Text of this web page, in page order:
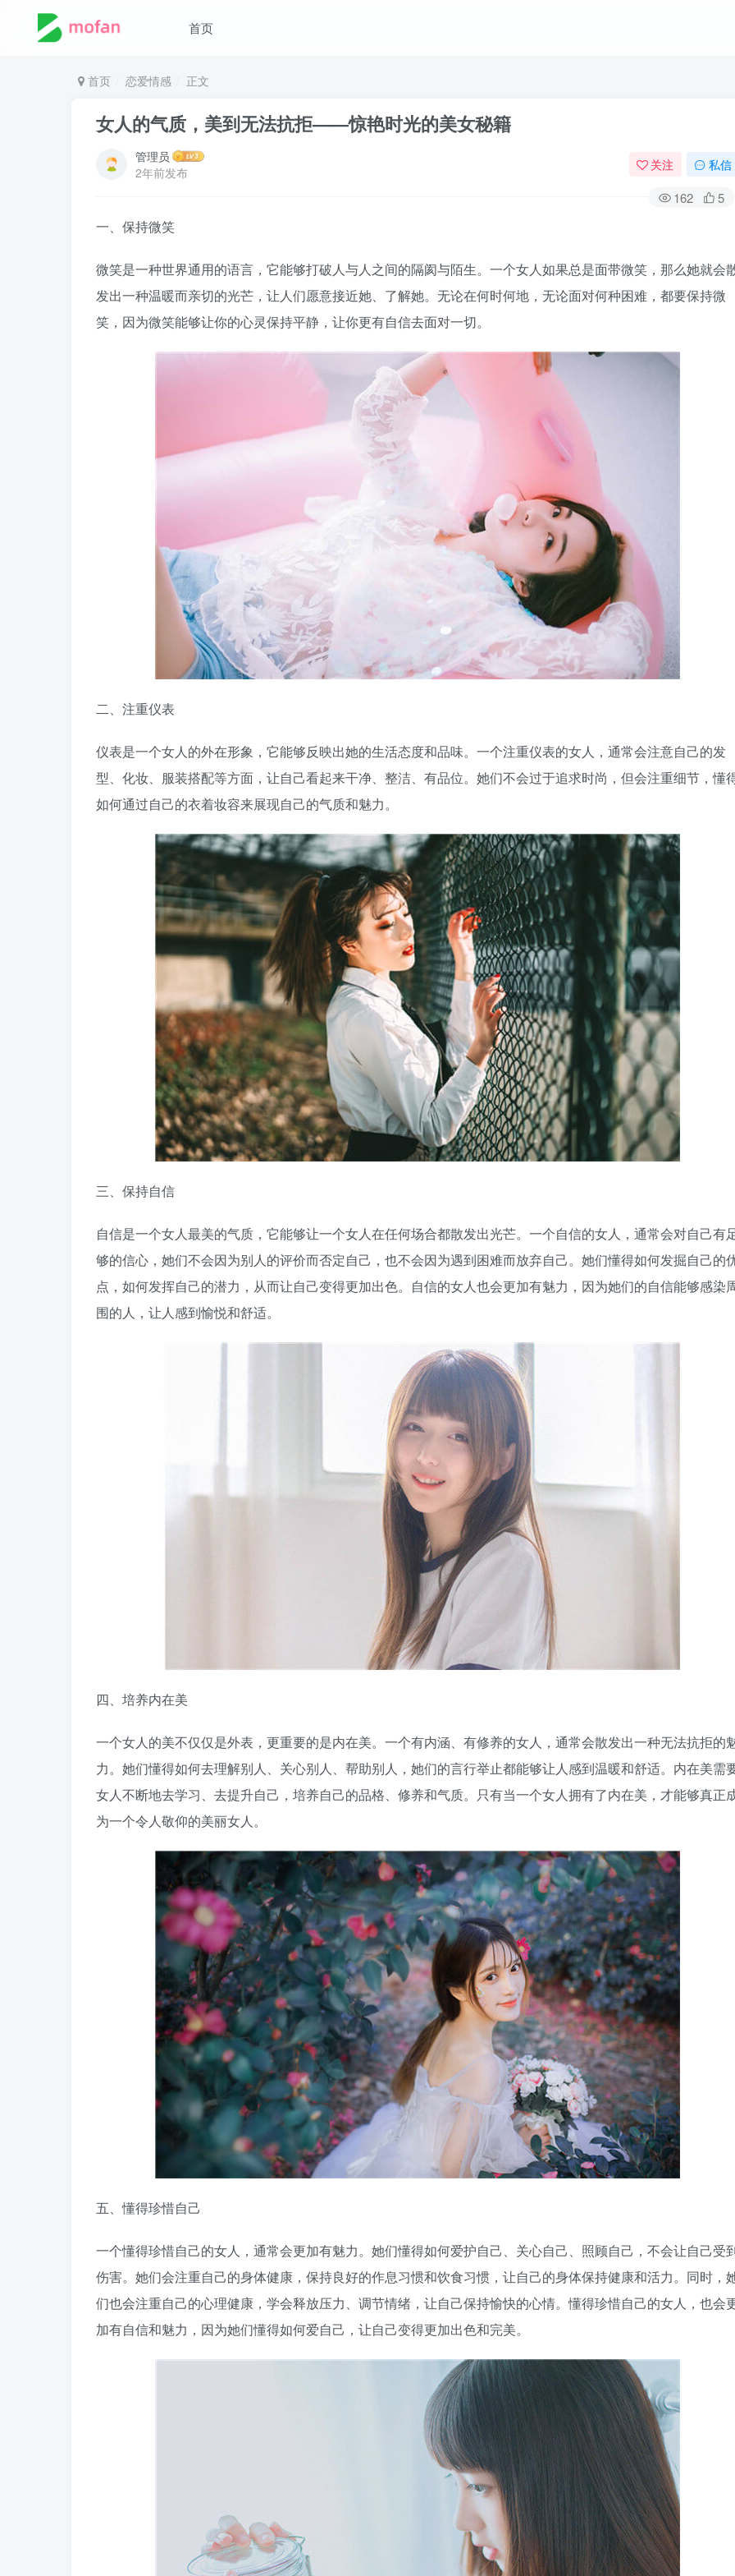
首页
首页 恋爱情感 正文
女人的气质，美到无法抗拒——惊艳时光的美女秘籍
管理员
2年前发布
关注 私信
162 5
一、保持微笑
微笑是一种世界通用的语言，它能够打破人与人之间的隔阂与陌生。一个女人如果总是面带微笑，那么她就会
发出一种温暖而亲切的光芒，让人们愿意接近她、了解她。无论在何时何地，无论面对何种困难，都要保持微
笑，因为微笑能够让你的心灵保持平静，让你更有自信去面对一切。
二、注重仪表
仪表是一个女人的外在形象，它能够反映出她的生活态度和品味。一个注重仪表的女人，通常会注意自己的发
型、化妆、服装搭配等方面，让自己看起来干净、整洁、有品位。她们不会过于追求时尚，但会注重细节，懂
如何通过自己的衣着妆容来展现自己的气质和魅力。
三、保持自信
自信是一个女人最美的气质，它能够让一个女人在任何场合都散发出光芒。一个自信的女人，通常会对自己有
够的信心，她们不会因为别人的评价而否定自己，也不会因为遇到困难而放弃自己。她们懂得如何发掘自己的
点，如何发挥自己的潜力，从而让自己变得更加出色。自信的女人也会更加有魅力，因为她们的自信能够感染
围的人，让人感到愉悦和舒适。
四、培养内在美
一个女人的美不仅仅是外表，更重要的是内在美。一个有内涵、有修养的女人，通常会散发出一种无法抗拒的
力。她们懂得如何去理解别人、关心别人、帮助别人，她们的言行举止都能够让人感到温暖和舒适。内在美需
女人不断地去学习、去提升自己，培养自己的品格、修养和气质。只有当一个女人拥有了内在美，才能够真正
为一个令人敬仰的美丽女人。
五、懂得珍惜自己
一个懂得珍惜自己的女人，通常会更加有魅力。她们懂得如何爱护自己、关心自己、照顾自己，不会让自己受
伤害。她们会注重自己的身体健康，保持良好的作息习惯和饮食习惯，让自己的身体保持健康和活力。同时，
们也会注重自己的心理健康，学会释放压力、调节情绪，让自己保持愉快的心情。懂得珍惜自己的女人，也会
加有自信和魅力，因为她们懂得如何爱自己，让自己变得更加出色和完美。